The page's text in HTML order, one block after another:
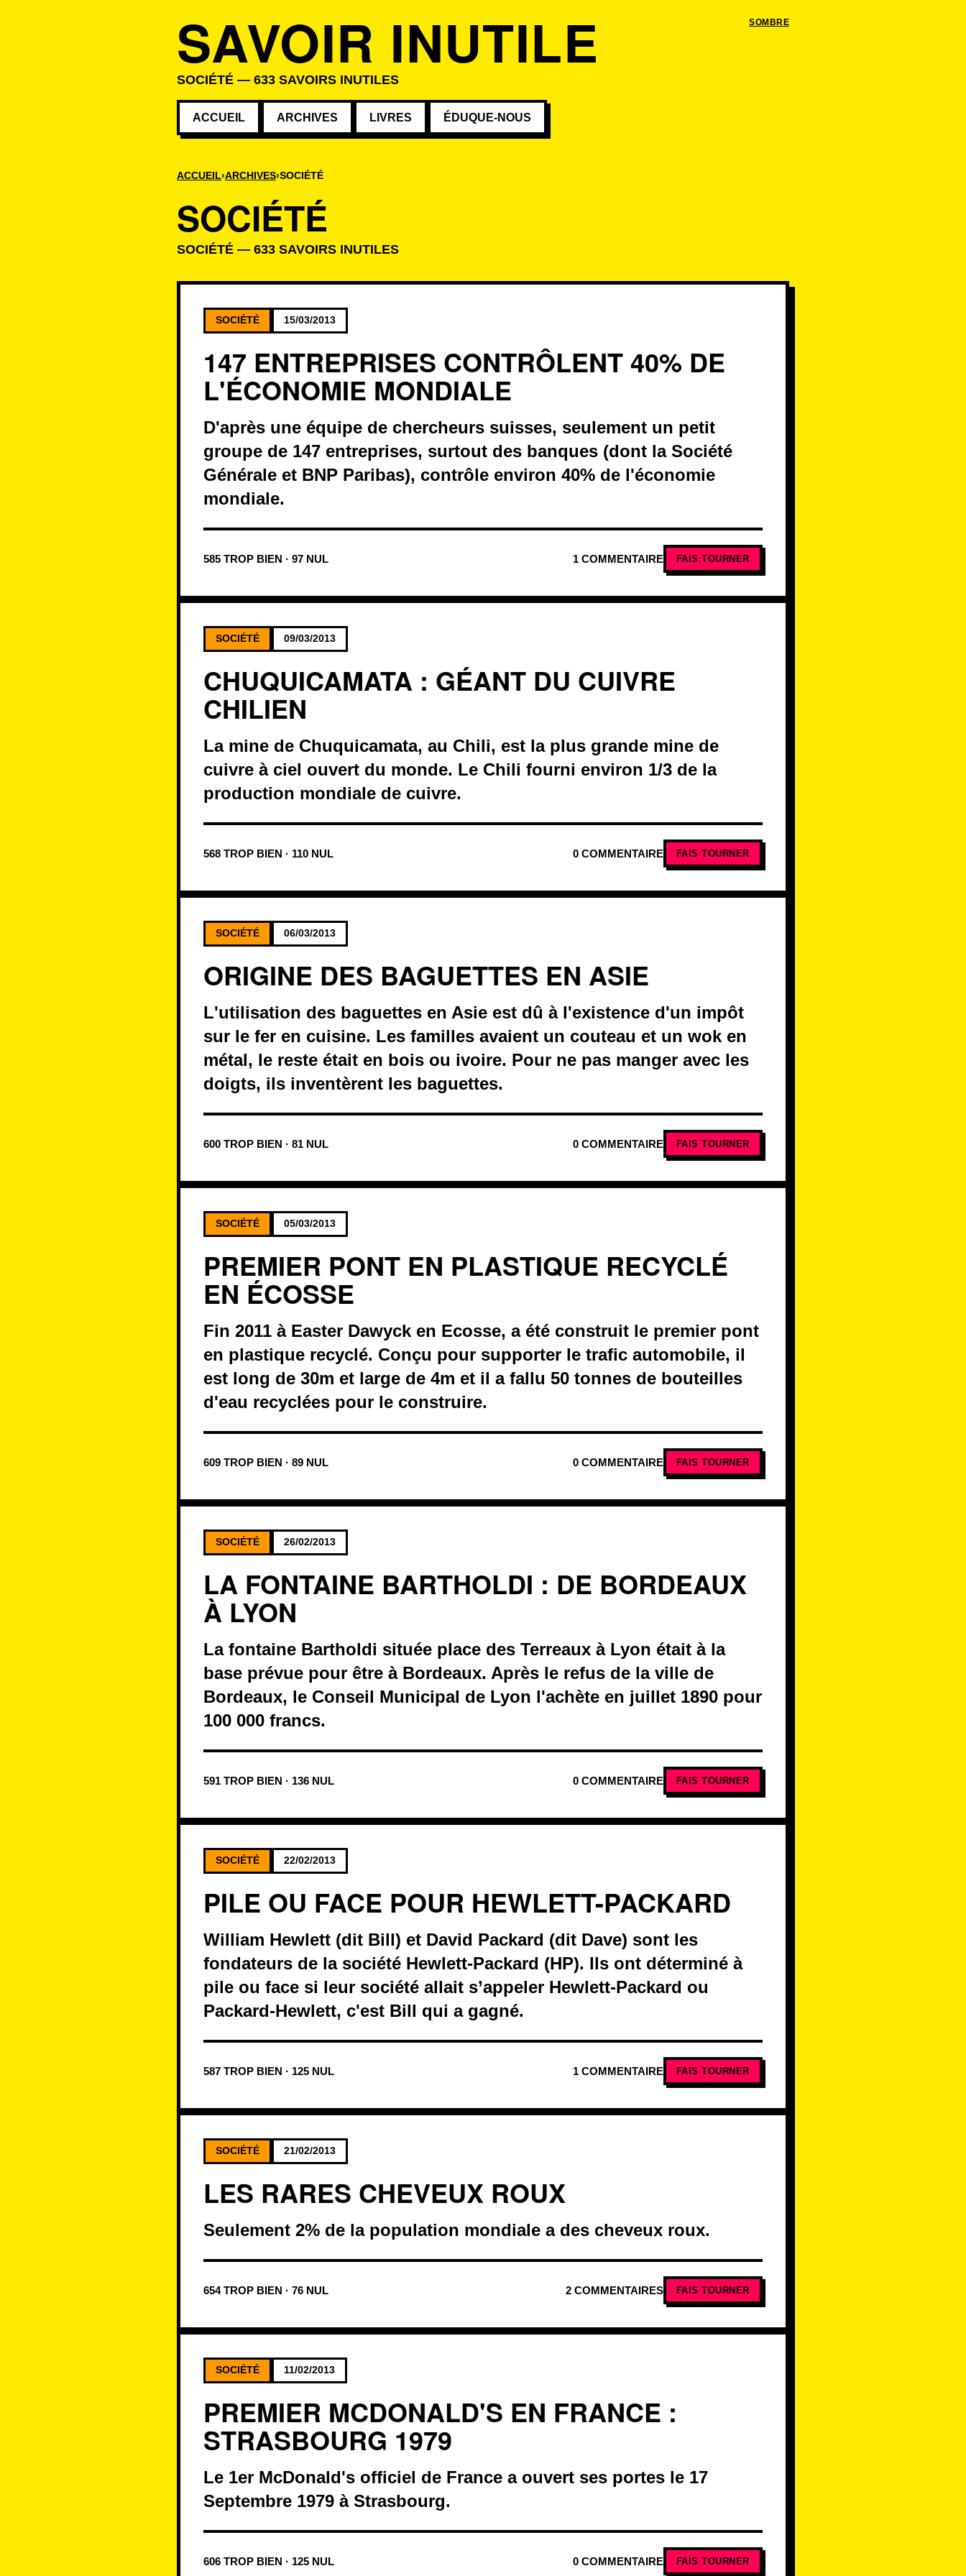
SOMBRE
SAVOIR INUTILE
SOCIÉTÉ — 633 SAVOIRS INUTILES
ACCUEIL ARCHIVES LIVRES ÉDUQUE-NOUS
ACCUEIL ARCHIVES SOCIÉTÉ
SOCIÉTÉ
SOCIÉTÉ — 633 SAVOIRS INUTILES
Savoirs de la catégorie
SOCIÉTÉ 15/03/2013
147 ENTREPRISES CONTRÔLENT 40% DE
L'ÉCONOMIE MONDIALE
D'après une équipe de chercheurs suisses, seulement un petit
groupe de 147 entreprises, surtout des banques (dont la Société
Générale et BNP Paribas), contrôle environ 40% de l'économie
mondiale.
585 TROP BIEN · 97 NUL 1 COMMENTAIRE FAIS TOURNER
SOCIÉTÉ 09/03/2013
CHUQUICAMATA : GÉANT DU CUIVRE
CHILIEN
La mine de Chuquicamata, au Chili, est la plus grande mine de
cuivre à ciel ouvert du monde. Le Chili fourni environ 1/3 de la
production mondiale de cuivre.
568 TROP BIEN · 110 NUL 0 COMMENTAIRE FAIS TOURNER
SOCIÉTÉ 06/03/2013
ORIGINE DES BAGUETTES EN ASIE
L'utilisation des baguettes en Asie est dû à l'existence d'un impôt
sur le fer en cuisine. Les familles avaient un couteau et un wok en
métal, le reste était en bois ou ivoire. Pour ne pas manger avec les
doigts, ils inventèrent les baguettes.
600 TROP BIEN · 81 NUL 0 COMMENTAIRE FAIS TOURNER
SOCIÉTÉ 05/03/2013
PREMIER PONT EN PLASTIQUE RECYCLÉ
EN ÉCOSSE
Fin 2011 à Easter Dawyck en Ecosse, a été construit le premier pont
en plastique recyclé. Conçu pour supporter le trafic automobile, il
est long de 30m et large de 4m et il a fallu 50 tonnes de bouteilles
d'eau recyclées pour le construire.
609 TROP BIEN · 89 NUL 0 COMMENTAIRE FAIS TOURNER
SOCIÉTÉ 26/02/2013
LA FONTAINE BARTHOLDI : DE BORDEAUX
À LYON
La fontaine Bartholdi située place des Terreaux à Lyon était à la
base prévue pour être à Bordeaux. Après le refus de la ville de
Bordeaux, le Conseil Municipal de Lyon l'achète en juillet 1890 pour
100 000 francs.
591 TROP BIEN · 136 NUL 0 COMMENTAIRE FAIS TOURNER
SOCIÉTÉ 22/02/2013
PILE OU FACE POUR HEWLETT-PACKARD
William Hewlett (dit Bill) et David Packard (dit Dave) sont les
fondateurs de la société Hewlett-Packard (HP). Ils ont déterminé à
pile ou face si leur société allait s’appeler Hewlett-Packard ou
Packard-Hewlett, c'est Bill qui a gagné.
587 TROP BIEN · 125 NUL 1 COMMENTAIRE FAIS TOURNER
SOCIÉTÉ 21/02/2013
LES RARES CHEVEUX ROUX
Seulement 2% de la population mondiale a des cheveux roux.
654 TROP BIEN · 76 NUL 2 COMMENTAIRES FAIS TOURNER
SOCIÉTÉ 11/02/2013
PREMIER MCDONALD'S EN FRANCE :
STRASBOURG 1979
Le 1er McDonald's officiel de France a ouvert ses portes le 17
Septembre 1979 à Strasbourg.
606 TROP BIEN · 125 NUL 0 COMMENTAIRE FAIS TOURNER